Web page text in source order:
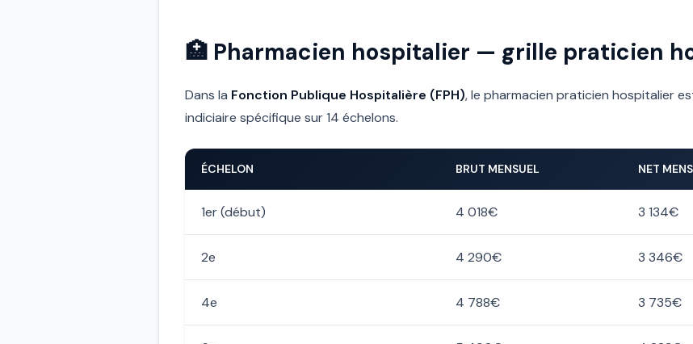
🏥 Pharmacien hospitalier — grille praticien
Dans la Fonction Publique Hospitalière (FPH), le pharmacien praticien hospitalier
indiciaire spécifique sur 14 échelons.
ÉCHELON BRUT MENSUEL NET
1er (début) 4 018€ 3 134€
2e 4 290€ 3 346€
4e 4 788€ 3 735€